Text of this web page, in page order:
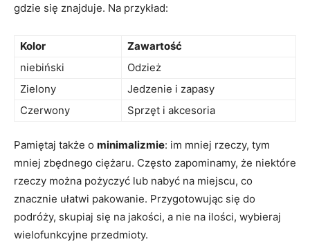
gdzie ⁢się znajduje. Na przykład:
Kolor
Zawartość
niebiński
Odzież
Zielony
Jedzenie i ⁣zapasy
Czerwony
Sprzęt i akcesoria
Pamiętaj także o​ minimalizmie: im mniej rzeczy, tym
mniej zbędnego ciężaru. Często zapominamy, że niektóre
rzeczy można pożyczyć lub nabyć na miejscu, co
znacznie ułatwi pakowanie. ⁣Przygotowując się do
podróży, ⁤skupiaj się na jakości, a nie na ilości, wybieraj
wielofunkcyjne przedmioty.